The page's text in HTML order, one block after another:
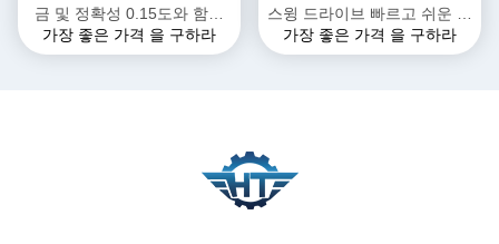
금 및 정확성 0.15도와 함께
워크 기어 슬레드 드라이브
가장 좋은 가격 을 구하라
스윙 드라이브 빠르고 쉬운 설
치 및 맞춤형 솔루션
가장 좋은 가격 을 구하라